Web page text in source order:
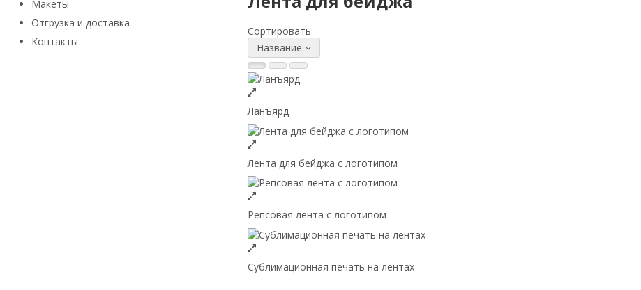
Сортировать:
Название
Ланъярд
Лента для бейджа с логотипом
Репсовая лента с логотипом
Сублимационная печать на лентах
Макеты
Отгрузка и доставка
Контакты